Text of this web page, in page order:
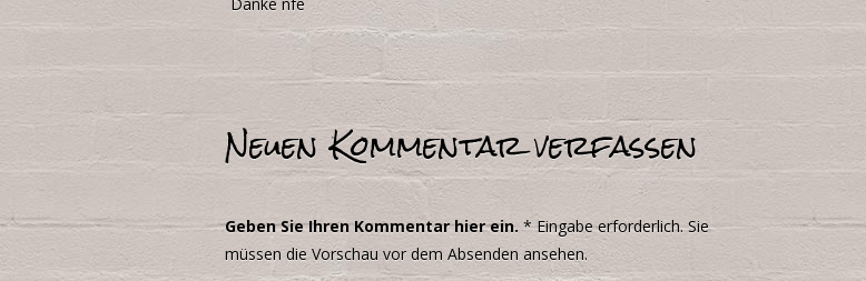
Neuen Kommentar verfassen
Geben Sie Ihren Kommentar hier ein. *Eingabe erforderlich. Sie
müssen die Vorschau vor dem Absenden ansehen.